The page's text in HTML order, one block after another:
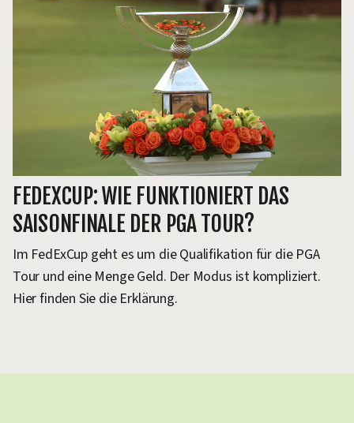
FEDEXCUP: WIE FUNKTIONIERT DAS
SAISONFINALE DER PGA TOUR?
Im FedExCup geht es um die Qualifikation für die PGA
Tour und eine Menge Geld. Der Modus ist kompliziert.
Hier finden Sie die Erklärung.